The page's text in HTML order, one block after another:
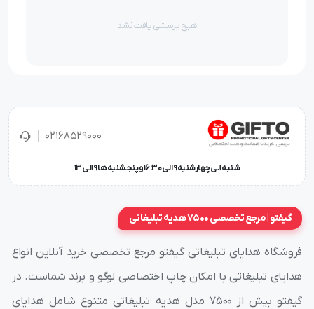
هیچ پرسشی یافت نشد
02168529000
شنبه الی چهارشنبه 9 الی 16:30 و پنجشنبه ها 9 الی 13
گیفتو | مرجع تخصصی 7500 هدیه تبلیغاتی
فروشگاه هدایای تبلیغاتی گیفتو مرجع تخصصی خرید آنلاین انواع
هدایای تبلیغاتی با امکان چاپ اختصاصی لوگو و برند شماست. در
گیفتو بیش از ۷۵۰۰ مدل هدیه تبلیغاتی متنوع شامل هدایای